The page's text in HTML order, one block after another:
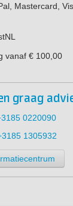
Mastercard,
vanaf € 100,00
graag
0220090
1305932